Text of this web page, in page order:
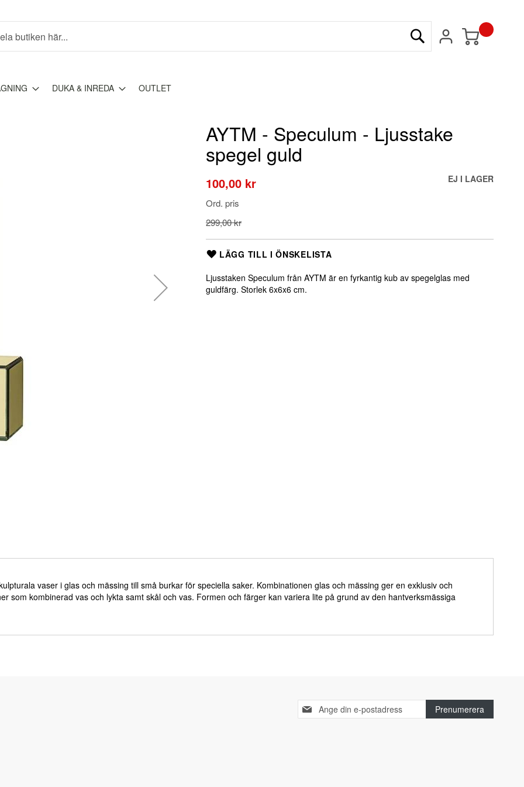
Min kundvagn
DUKA & INREDA OUTLET
AYTM - Speculum - Ljusstake
spegel guld
Special
Price
100,00 kr
Ord. pris
299,00 kr
EJ I LAGER
LÄGG TILL I ÖNSKELISTA
Ljusstaken Speculum från AYTM är en fyrkantig kub av spegelglas med
guldfärg. Storlek 6x6x6 cm.
vaser i glas och mässing till små burkar för speciella saker. Kombinationen glas och mässing ger en exklusiv och
som kombinerad vas och lykta samt skål och vas. Formen och färger kan variera lite på grund av den hantverksmässiga
Sign
Up
Prenumerera